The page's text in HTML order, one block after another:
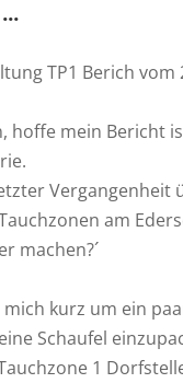
TP1 Berich vom
hoffe mein Bericht
Vergangenheit
am
machen?´
kurz um ein
Schaufel
1